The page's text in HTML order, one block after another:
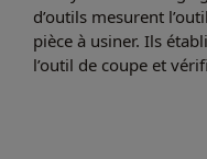
d’outils mesurent
pièce à usiner. Ils
l’outil de coupe et